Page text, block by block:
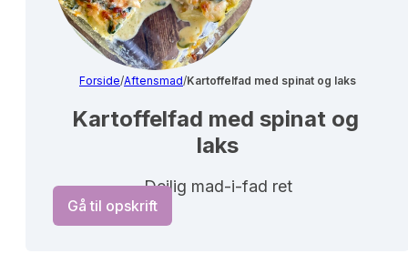
Forside/Aftensmad/Kartoffelfad med spinat og laks
Kartoffelfad med spinat og
laks
Dejlig mad-i-fad ret
Gå til opskrift